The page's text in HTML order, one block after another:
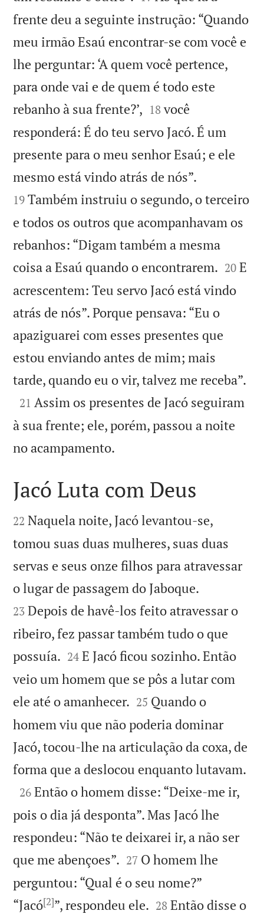
frente deu a seguinte instrução: “Quando
meu irmão Esaú encontrar-se com você e
lhe perguntar: ‘A quem você pertence,
para onde vai e de quem é todo este
rebanho à sua frente?’, 

18 você
responderá: É do teu servo Jacó. É um
presente para o meu senhor Esaú; e ele
mesmo está vindo atrás de nós”.
19 Também instruiu o segundo, o terceiro
e todos os outros que acompanhavam os
rebanhos: “Digam também a mesma
coisa a Esaú quando o encontrarem. 

20 E
acrescentem: Teu servo Jacó está vindo
atrás de nós”. Porque pensava: “Eu o
apaziguarei com esses presentes que
estou enviando antes de mim; mais
tarde, quando eu o vir, talvez me receba”.

21 Assim os presentes de Jacó seguiram
à sua frente; ele, porém, passou a noite
no acampamento.

Jacó Luta com Deus

22 Naquela noite, Jacó levantou-se,
tomou suas duas mulheres, suas duas
servas e seus onze filhos para atravessar
o lugar de passagem do Jaboque.
23 Depois de havê-los feito atravessar o
ribeiro, fez passar também tudo o que
possuía. 

24 E Jacó ficou sozinho. Então
veio um homem que se pôs a lutar com
ele até o amanhecer. 

25 Quando o
homem viu que não poderia dominar
Jacó, tocou-lhe na articulação da coxa, de
forma que a deslocou enquanto lutavam.

26 Então o homem disse: “Deixe-me ir,
pois o dia já desponta”. Mas Jacó lhe
respondeu: “Não te deixarei ir, a não ser
que me abençoes”. 

27 O homem lhe
perguntou: “Qual é o seu nome?”
“Jacó[2]”, respondeu ele. 

28 Então disse o